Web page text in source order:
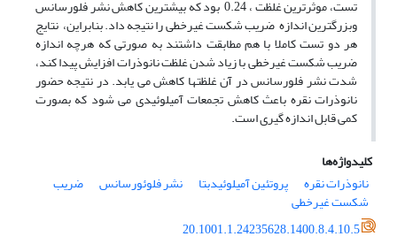
تست، موثرترین غلظت ، 0.24 بود که بیشترین کاهش نشر فلورسانس
وبزرگترین اندازه ضریب شکست غیرخطی را نتیجه داد. بنابراین، نتایج
هر دو تست کاملا با هم مطابقت داشتند به صورتی که هرچه اندازه
ضریب شکست غیرخطی با زیاد شدن غلظت نانوذرات افزایش پیدا کند،
شدت نشر فلورسانس در آن غلظت­ها کاهش می­ یابد. در نتیجه حضور
نانوذرات نقره باعث کاهش تجمعات آمیلوئیدی می­ شود که بصورت
کمی قابل اندازه ­گیری است.
کلیدواژه‌ها
نانوذرات نقره
پروتئین آمیلوئیدبتا نشر فلوئورسانس ضریب
شکست غیرخطی
20.1001.1.24235628.1400.8.4.10.5